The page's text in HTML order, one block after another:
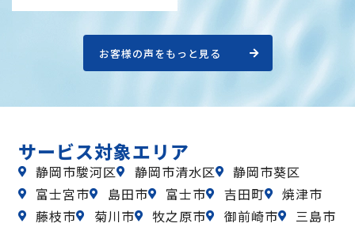
お客様の声をもっと見る
サービス対象エリア
静岡市駿河区 静岡市清水区
静岡市葵区
富士宮市
島田市 富士市 吉田町
焼津市
藤枝市
菊川市 牧之原市 御前崎市
三島市